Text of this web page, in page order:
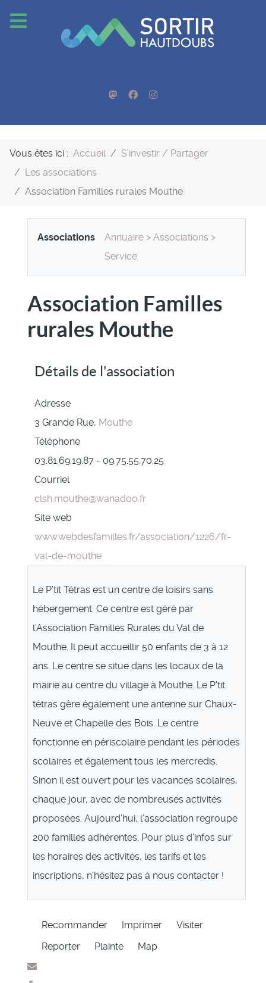
Vous êtes ici : Accueil
S'investir / Partager
Les associations
Association Familles rurales Mouthe
Associations Annuaire > Associations >
Service
Association Familles
rurales Mouthe
Détails de l'association
Adresse
3 Grande Rue, Mouthe
Téléphone
03.81.69.19.87 - 09.75.55.70.25
Courriel
clsh.mouthe@wanadoo.fr
Site web
www.webdesfamilles.fr/association/1226/fr-
val-de-mouthe
Le P’tit Tétras est un centre de loisirs sans
hébergement. Ce centre est géré par
l’Association Familles Rurales du Val de
Mouthe. Il peut accueillir 50 enfants de 3 à 12
ans. Le centre se situe dans les locaux de la
mairie au centre du village à Mouthe. Le P'tit
tétras gère également une antenne sur Chaux-
Neuve et Chapelle des Bois. Le centre
fonctionne en périscolaire pendant les périodes
scolaires et également tous les mercredis.
Sinon il est ouvert pour les vacances scolaires,
chaque jour, avec de nombreuses activités
proposées. Aujourd’hui, l’association regroupe
200 familles adhérentes. Pour plus d’infos sur
les horaires des activités, les tarifs et les
inscriptions, n’hésitez pas à nous contacter !
Recommander Imprimer
Visiter
Reporter
Plainte Map